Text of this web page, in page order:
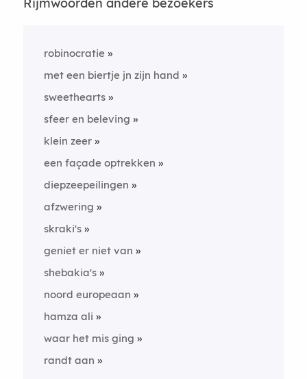
robinocratie
met een biertje jn zijn hand
sweethearts
sfeer en beleving
klein zeer
een façade optrekken
diepzeepeilingen
afzwering
skraki's
geniet er niet van
shebakia's
noord europeaan
hamza ali
waar het mis ging
randt aan